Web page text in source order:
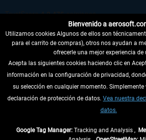
DESISTIR DEL CONTRATO
INFORMACIÓN
Bienvenido a
Utilizamos cookies Algunos de ellos son
para el carrito de compras), otros nos ayudan a
ofrecerle una mejor experiencia de
Acepta las siguientes cookies haciendo clic en
información en la configuración de privacidad,
su selección en cualquier momento.
declaración de protección de datos. Vea nuestra
datos.
Google Tag Manager: Tracking and Analysis ,